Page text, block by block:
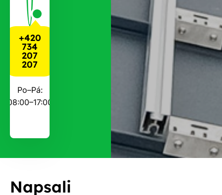
+420
734
207
207
Po–Pá:
08:00–17:00
Napsali